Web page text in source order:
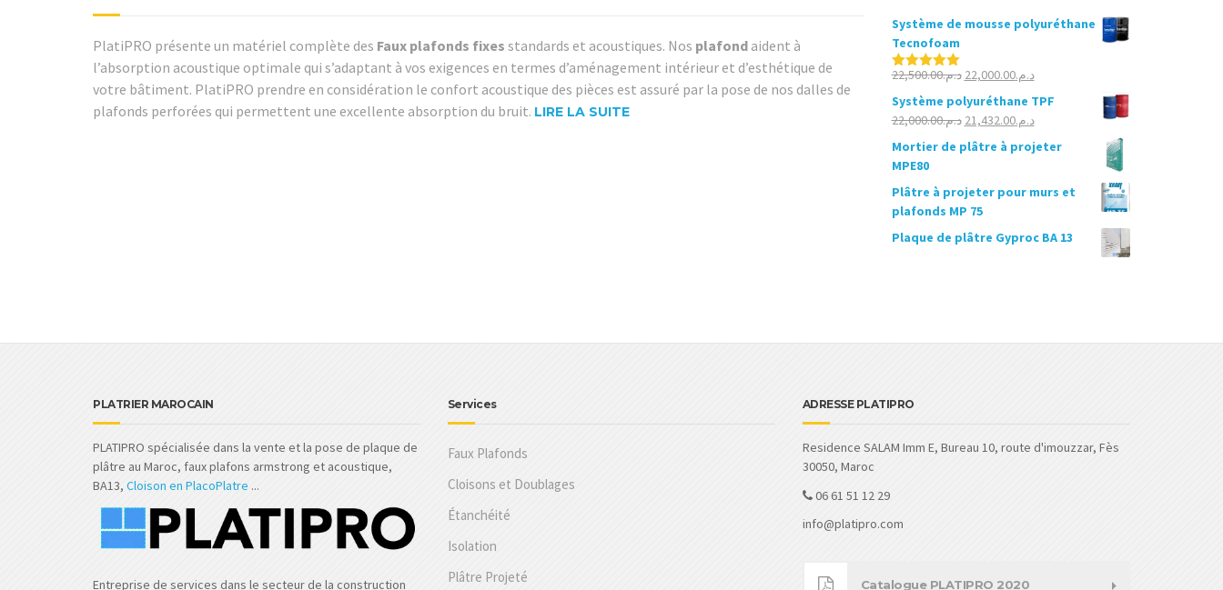
PlatiPRO présente un matériel complète des Faux plafonds fixes standards et acoustiques. Nos plafond aident à
l’absorption acoustique optimale qui s’adaptant à vos exigences en termes d’aménagement intérieur et d’esthétique de
votre bâtiment. PlatiPRO prendre en considération le confort acoustique des pièces est assuré par la pose de nos dalles de
plafonds perforées qui permettent une excellente absorption du bruit. LIRE LA SUITE
Système de mousse polyuréthane
Tecnofoam
Note5.00د.م.22,500.00
Le
prix
initial
était :
د.م.22,500.00.
د.م.22,000.00
Le
est :
Système polyuréthane TPF
د.م.22,000.00
Le
prix
د.م.22,000.00.
د.م.21,432.00
Le
prix
actuel
د.م.21,432.00.
Mortier de plâtre à projeter
MPE80
Plâtre à projeter pour murs et
plafonds MP 75
Plaque de plâtre Gyproc BA 13
PLATRIER MAROCAIN
PLATIPRO spécialisée dans la vente et la pose de plaque de
plâtre au Maroc, faux plafons armstrong et acoustique,
BA13, Cloison en PlacoPlatre ...
Entreprise de services dans le secteur de la construction
Services
Faux Plafonds
Cloisons et Doublages
Étanchéité
Isolation
Plâtre Projeté
ADRESSE PLATIPRO
Residence SALAM Imm E, Bureau 10, route d'imouzzar, Fès
30050, Maroc
06 61 51 12 29
info@platipro.com
Catalogue PLATIPRO 2020